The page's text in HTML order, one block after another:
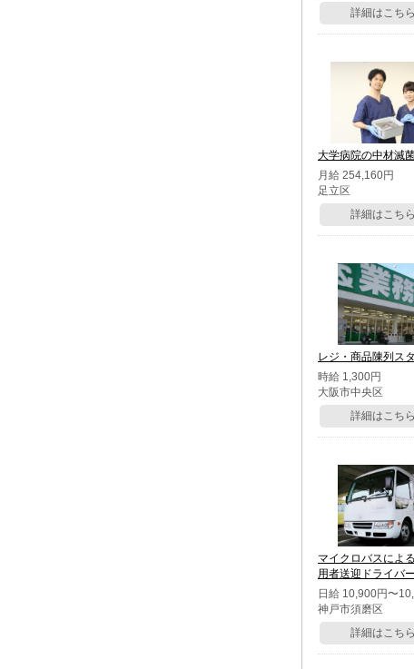
詳細はこち
大学病院の中材滅
月給 254,160円
足立区
詳細はこち
レジ・商品陳列ス
時給 1,300円
大阪市中央区
詳細はこち
マイクロバスによ
用者送迎ドライバー
日給 10,900円〜
神戸市須磨区
詳細はこち